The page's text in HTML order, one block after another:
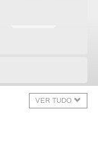
VER TUDO